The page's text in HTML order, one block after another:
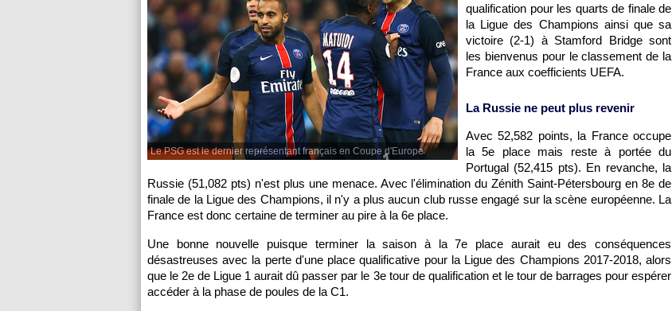
Le PSG est le dernier représentant français en Coupe d'Europe
qualification pour les quarts de finale de
la Ligue des Champions ainsi que sa
victoire (2-1) à Stamford Bridge sont
les bienvenus pour le classement de la
France aux coefficients UEFA.
La Russie ne peut plus revenir
Avec 52,582 points, la France occupe
la 5e place mais reste à portée du
Portugal (52,415 pts). En revanche, la
Russie (51,082 pts) n'est plus une menace. Avec l'élimination du Zénith Saint-Pétersbourg en 8e de
finale de la Ligue des Champions, il n'y a plus aucun club russe engagé sur la scène européenne. La
France est donc certaine de terminer au pire à la 6e place.
Une bonne nouvelle puisque terminer la saison à la 7e place aurait eu des conséquences
désastreuses avec la perte d'une place qualificative pour la Ligue des Champions 2017-2018, alors
que le 2e de Ligue 1 aurait dû passer par le 3e tour de qualification et le tour de barrages pour espérer
accéder à la phase de poules de la C1.